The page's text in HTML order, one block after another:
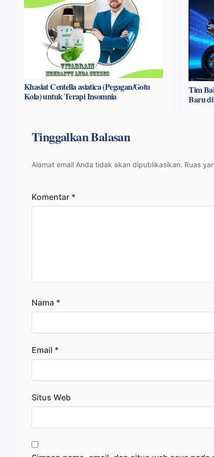
Khasiat Centella asiatica (Pegagan/Gotu
Kola) untuk Terapi Insomnia
Tim
Baru
Tinggalkan Balasan
Alamat email Anda tidak akan dipublikasikan. Ruas
Komentar *
Nama *
Email *
Situs Web